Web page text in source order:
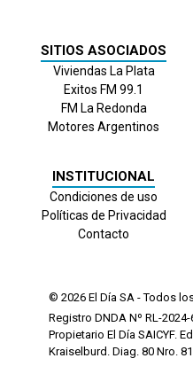
SITIOS ASOCIADOS
Viviendas La Plata
Exitos FM 99.1
FM La Redonda
Motores Argentinos
INSTITUCIONAL
Condiciones de uso
Políticas de Privacidad
Contacto
© 2026 El Día SA - Todos
Registro DNDA Nº RL-
Propietario El Día SAICYF.
Kraiselburd. Diag. 80 Nro.